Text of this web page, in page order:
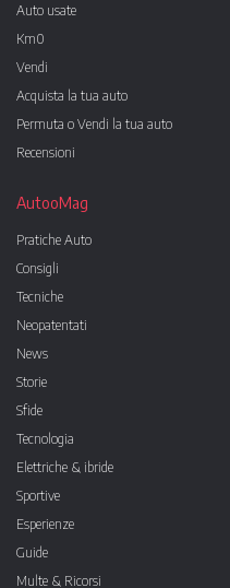
Auto usate
Km0
Vendi
Acquista la tua auto
Permuta o Vendi la tua auto
Recensioni
AutooMag
Pratiche Auto
Consigli
Tecniche
Neopatentati
News
Storie
Sfide
Tecnologia
Elettriche & ibride
Sportive
Esperienze
Guide
Multe & Ricorsi